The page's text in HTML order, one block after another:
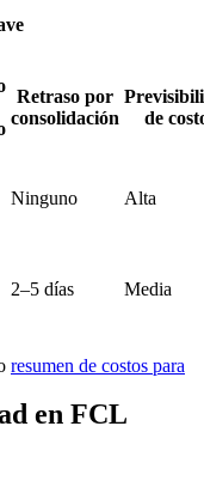
Retraso por
consolidación
de
Ninguno Alta
2–5 días Media
resumen de costos para
en FCL